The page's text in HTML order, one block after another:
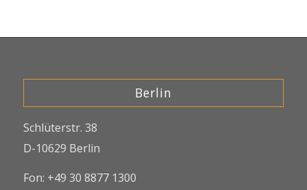
Berlin
Schlüterstr. 38
D-10629 Berlin
Fon: +49 30 8877 1300